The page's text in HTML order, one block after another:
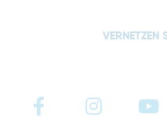
VERNETZEN